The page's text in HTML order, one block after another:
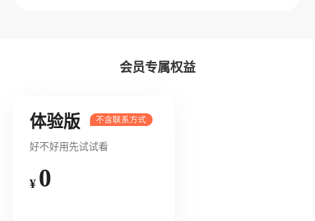
会员专属权益
体验版
好不好用先试试看
¥ 0